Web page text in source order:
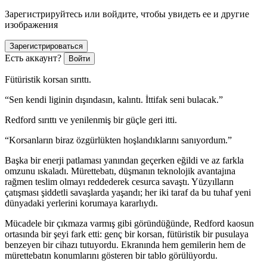
Зарегистрируйтесь или войдите, чтобы увидеть ее и другие
изображения
Зарегистрироваться
Есть аккаунт? Войти
Fütüristik korsan sırıttı.
“Sen kendi liginin dışındasın, kalıntı. İttifak seni bulacak.”
Redford sırıttı ve yenilenmiş bir güçle geri itti.
“Korsanların biraz özgürlükten hoşlandıklarını sanıyordum.”
Başka bir enerji patlaması yanından geçerken eğildi ve az farkla
omzunu ıskaladı. Mürettebatı, düşmanın teknolojik avantajına
rağmen teslim olmayı reddederek cesurca savaştı. Yüzyılların
çatışması şiddetli savaşlarda yaşandı; her iki taraf da bu tuhaf yeni
dünyadaki yerlerini korumaya kararlıydı.
Mücadele bir çıkmaza varmış gibi göründüğünde, Redford kaosun
ortasında bir şeyi fark etti: genç bir korsan, fütüristik bir pusulaya
benzeyen bir cihazı tutuyordu. Ekranında hem gemilerin hem de
mürettebatın konumlarını gösteren bir tablo görülüyordu.